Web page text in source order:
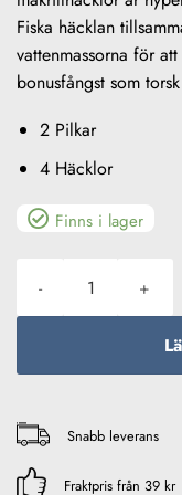
Fiska häcklan
vattenmassorna för
bonusfångst som
2 Pilkar
4 Häcklor
Finns i lager
Snabb leverans
Fraktpris från 39 kr